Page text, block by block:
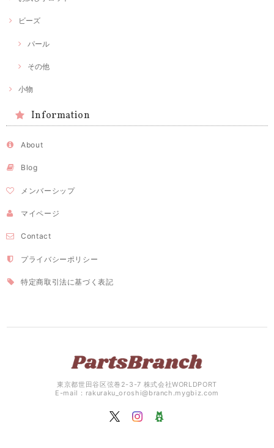
ビーズ
パール
その他
小物
Information
About
Blog
メンバーシップ
マイページ
Contact
プライバシーポリシー
特定商取引法に基づく表記
東京都世田谷区弦巻2-3-7 株式会社WORLDPORT
E-mail： rakuraku_oroshi@branch.mygbiz.com